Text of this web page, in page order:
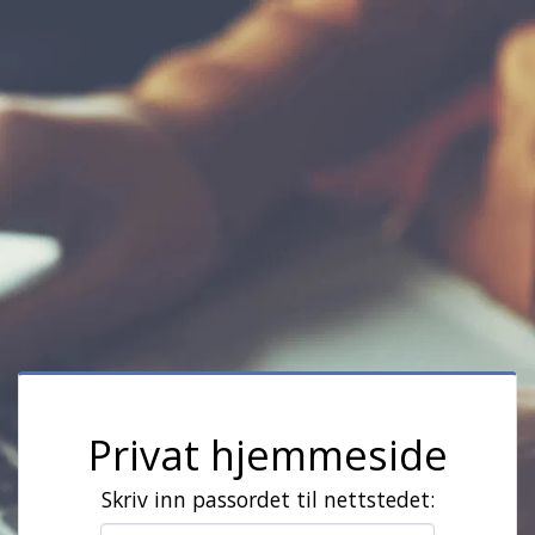
Privat hjemmeside
Skriv inn passordet til nettstedet: